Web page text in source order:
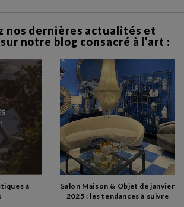
nos dernières actualités et
notre blog consacré à l'art :
à
Salon Maison & Objet de janvier
2025 : les tendances à suivre